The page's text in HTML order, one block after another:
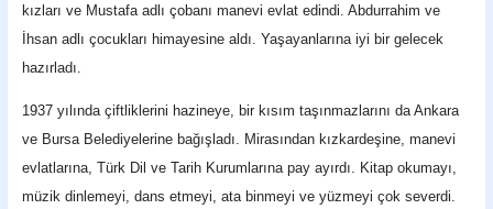
kızları ve Mustafa adlı çobanı manevi evlat edindi. Abdurrahim ve
İhsan adlı çocukları himayesine aldı. Yaşayanlarına iyi bir gelecek
hazırladı.
1937 yılında çiftliklerini hazineye, bir kısım taşınmazlarını da Ankara
ve Bursa Belediyelerine bağışladı. Mirasından kızkardeşine, manevi
evlatlarına, Türk Dil ve Tarih Kurumlarına pay ayırdı. Kitap okumayı,
müzik dinlemeyi, dans etmeyi, ata binmeyi ve yüzmeyi çok severdi.